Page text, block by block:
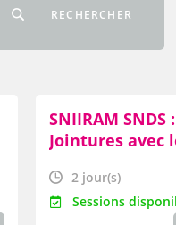
RECHERCHER
SNIIRAM SNDS
Jointures avec
SNIIRAM/SNDS
2 jour(s)
Sessions